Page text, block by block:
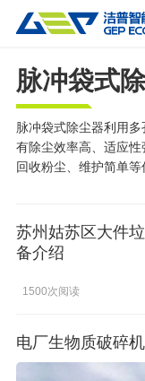
产品中心
解决方案
新闻资讯
联系我们
脉冲袋式
脉冲袋式除尘器利用
有除尘效率高、适应
回收粉尘、维护简单等
苏州姑苏区大件
备介绍
1500次阅读
电厂生物质破碎